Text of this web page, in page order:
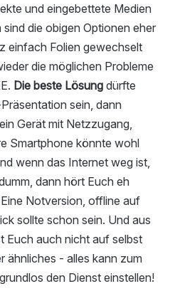
und eingebettete Medien
die obigen Optionen eher
einfach Folien gewechselt
die möglichen Probleme
Die beste Lösung dürfte
sein, dann
Gerät mit Netzzugang,
Smartphone könnte wohl
wenn das Internet weg ist,
dann hört Euch eh
Notversion, offline auf
sollte schon sein. Und aus
Euch auch nicht auf selbst
ähnliches - alles kann zum
den Dienst einstellen!